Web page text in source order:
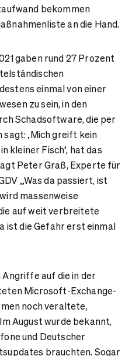
bekommen
an die Hand.
gaben rund 27 Prozent
einmal von einer
zu sein, in den
Schadsoftware, die per
sagt: ‚Mich greift kein
kleiner Fisch‘, hat das
Peter Graß, Experte für
„Was da passiert, ist
massenweise
auf weit verbreitete
ist die Gefahr erst einmal
auf die in der
Microsoft-Exchange-
noch veraltete,
August wurde bekannt,
und Deutscher
brauchten. Sogar